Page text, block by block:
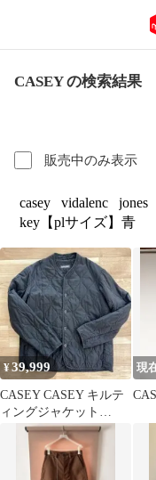
CASEY の検索結果
販売中のみ表示
casey vidalenc jones
key【plサイズ】青
¥39,999
CASEY CASEY キルテ
ィングジャケット
PUFFER JACKET
現